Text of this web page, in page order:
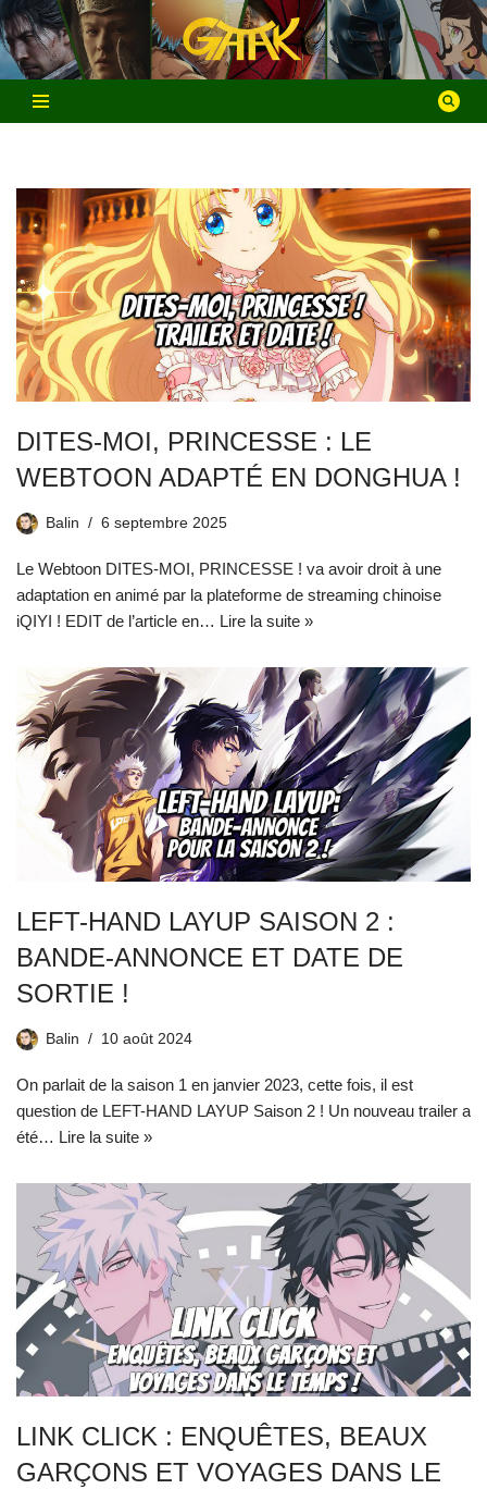
Aller
au
contenu
DITES-MOI, PRINCESSE : LE
WEBTOON ADAPTÉ EN DONGHUA !
Balin 6 septembre 2025
Le Webtoon DITES-MOI, PRINCESSE ! va avoir droit à une
adaptation en animé par la plateforme de streaming chinoise
iQIYI ! EDIT de l’article en… Lire la suite »
LEFT-HAND LAYUP SAISON 2 :
BANDE-ANNONCE ET DATE DE
SORTIE !
Balin 10 août 2024
On parlait de la saison 1 en janvier 2023, cette fois, il est
question de LEFT-HAND LAYUP Saison 2 ! Un nouveau trailer a
été… Lire la suite »
LINK CLICK : ENQUÊTES, BEAUX
GARÇONS ET VOYAGES DANS LE